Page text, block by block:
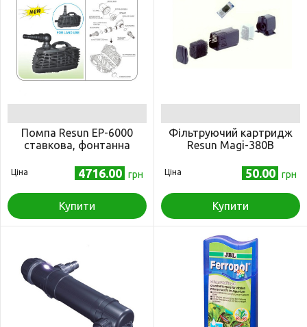
Помпа Resun EP-6000
ставкова, фонтанна
Ціна 4716.00 грн
Купити
Фільтруючий картридж
Resun Magi-380B
Ціна 50.00 грн
Купити